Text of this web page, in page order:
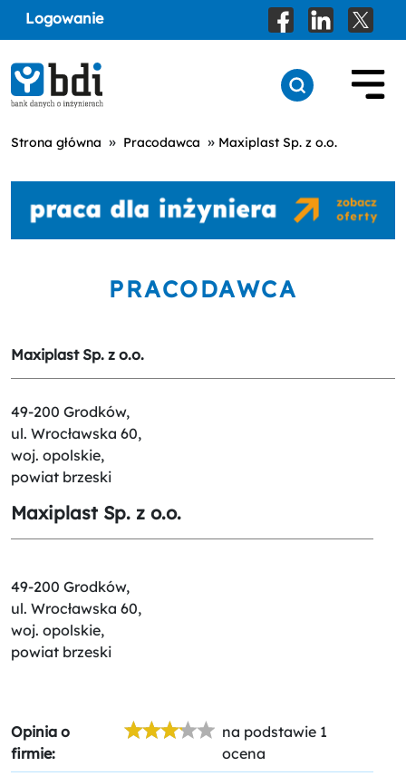
Logowanie
Strona główna » Pracodawca » Maxiplast Sp. z o.o.
PRACODAWCA
Maxiplast Sp. z o.o.
49-200 Grodków,
ul. Wrocławska 60,
woj. opolskie,
powiat brzeski
Maxiplast Sp. z o.o.
49-200 Grodków,
ul. Wrocławska 60,
woj. opolskie,
powiat brzeski
Opinia o
firmie:
na podstawie 1
ocena